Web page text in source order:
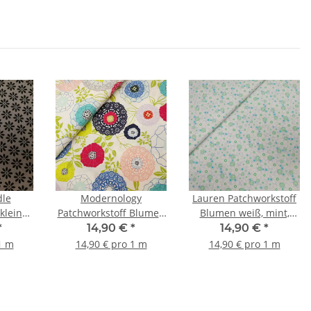
m
Modernology
Patchworkstoff Blumen
weiß, grün, blau, rosa,
mint, pink
14,90 € *
14,90 € pro 1 m
Lauren Patchworkstoff
Blumen weiß, mint,
türkis
14,90 € *
14,90 € pro 1 m